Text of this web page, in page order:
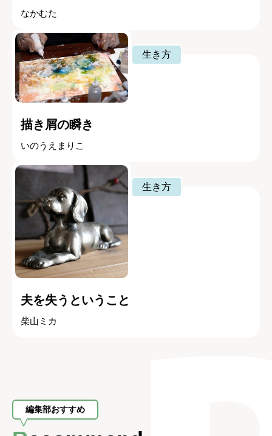
なかむた
生き方
描き屑の瞬き
いのうえまりこ
生き方
夫を失うということ
柴山ミカ
編集部おすすめ